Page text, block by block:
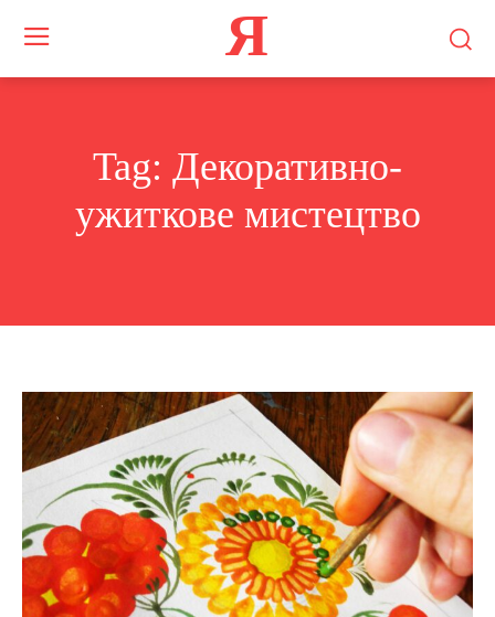
Я
Tag: Декоративно-
ужиткове мистецтво